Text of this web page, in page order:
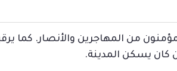
من المهاجرين والأنصار. كما
كان يسكن المدينة.